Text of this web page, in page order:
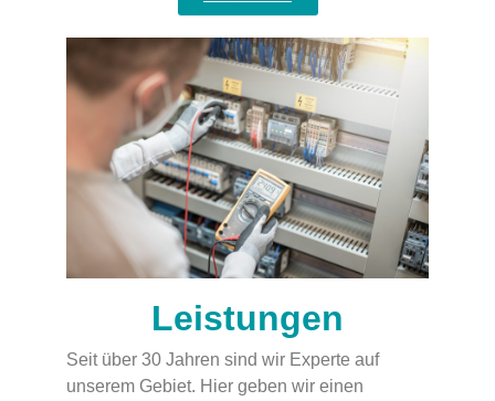
Leistungen
Seit über 30 Jahren sind wir Experte auf
unserem Gebiet. Hier geben wir einen